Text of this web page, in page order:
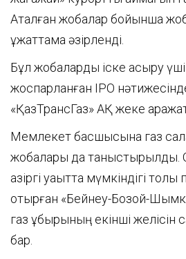
Аталған жобалар бойынша
құжаттама әзірленді.
Бұл жобаларды іске асыру
жоспарланған IPO
«ҚазТрансГаз» АҚ жеке
Мемлекет басшысына газ
жобалары да таныстырылды.
қазіргі уақытта мүмкіндігі
отырған «Бейнеу-Бозой-
газ құбырының екінші
бар.